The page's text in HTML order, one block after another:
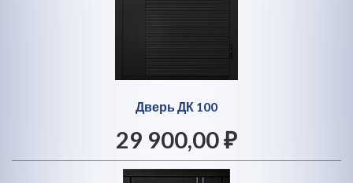
Дверь ДК 100
29 900,00 ₽